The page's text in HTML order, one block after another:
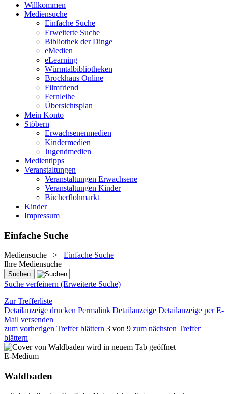
Willkommen
Mediensuche
Einfache Suche
Erweiterte Suche
Bibliothek der Dinge
eMedien
eLearning
Würmtalbibliotheken
Brockhaus Online
Filmfriend
Fernleihe
Übersichtsplan
Mein Konto
Stöbern
Erwachsenenmedien
Kindermedien
Jugendmedien
Medientipps
Veranstaltungen
Veranstaltungen Erwachsene
Veranstaltungen Kinder
Bücherflohmarkt
Kinder
Impressum
Einfache Suche
Mediensuche > Einfache Suche
Ihre Mediensuche
Suche verfeinern (Erweiterte Suche)
Zur Trefferliste
Detailanzeige drucken Permalink Detailanzeige Detailanzeige per E-
Mail versenden
zum vorherigen Treffer blättern 3 von 9 zum nächsten Treffer
blättern
wird in neuem Tab geöffnet
E-Medium
Waldbaden